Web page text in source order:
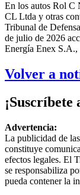
En los autos Rol C
CL Ltda y otras
Tribunal de
de julio de 2026
Energía Enex
Volver a
Advertencia:
La publicidad de
constituye
efectos legales. El
se responsabiliza
pueda contener la